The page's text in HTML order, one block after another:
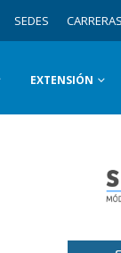
SEDES CARRERAS
EXTENSIÓN